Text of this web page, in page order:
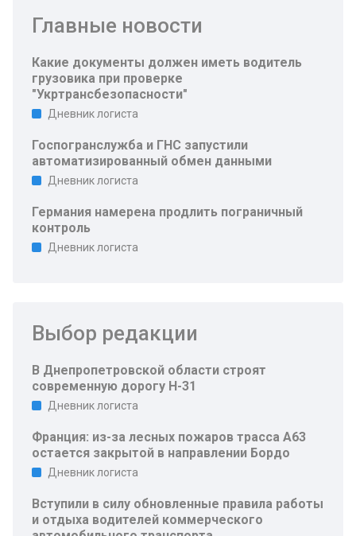
Главные новости
Какие документы должен иметь водитель
грузовика при проверке
"Укртрансбезопасности"
Дневник логиста
Госпогранслужба и ГНС запустили
автоматизированный обмен данными
Дневник логиста
Германия намерена продлить пограничный
контроль
Дневник логиста
Выбор редакции
В Днепропетровской области строят
современную дорогу Н-31
Дневник логиста
Франция: из-за лесных пожаров трасса A63
остается закрытой в направлении Бордо
Дневник логиста
Вступили в силу обновленные правила работы
и отдыха водителей коммерческого